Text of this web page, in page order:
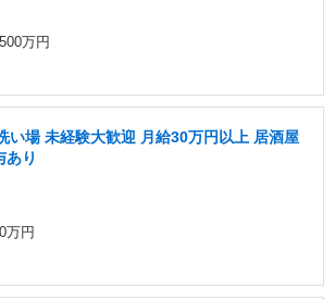
万円
い場 未経験大歓迎 月給30万円以上 居酒屋
あり
万円